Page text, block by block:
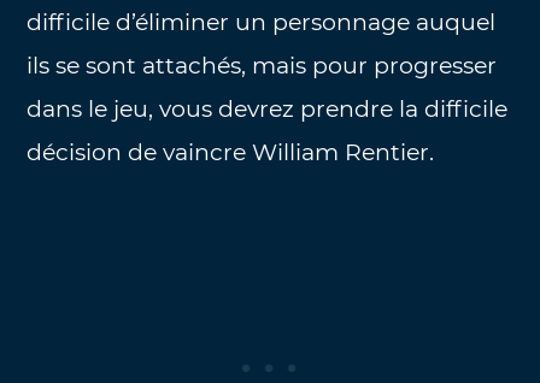
difficile d’éliminer un personnage auquel
ils se sont attachés, mais pour progresser
dans le jeu, vous devrez prendre la difficile
décision de vaincre William Rentier.